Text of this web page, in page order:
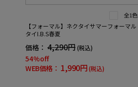
全1色
【フォーマル】ネクタイサマーフォーマル
タイI.B.S春夏
価格： 4,290円(税込)
54%off
WEB価格： 1,990円(税込)